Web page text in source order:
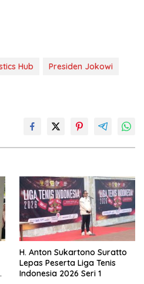
Hub
Presiden Jokowi
H. Anton Sukartono Suratto
Lepas Peserta Liga Tenis
Indonesia 2026 Seri 1